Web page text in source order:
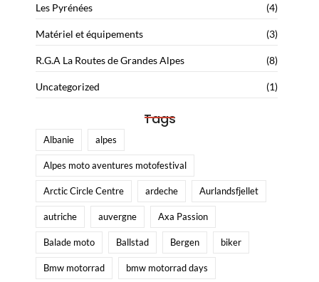
Les Pyrénées (4)
Matériel et équipements (3)
R.G.A La Routes de Grandes Alpes (8)
Uncategorized (1)
Tags
Albanie alpes
Alpes moto aventures motofestival
Arctic Circle Centre ardeche Aurlandsfjellet
autriche auvergne Axa Passion
Balade moto Ballstad Bergen biker
Bmw motorrad bmw motorrad days